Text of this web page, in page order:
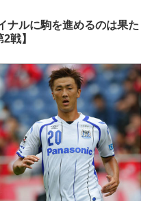
ナルに駒を進めるのは果た
戦】